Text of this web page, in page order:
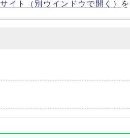
イト （別ウインドウで開く）